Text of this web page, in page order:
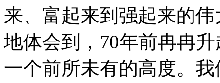
来、富起来到强起来的
地体会到，70年前冉冉
一个前所未有的高度。